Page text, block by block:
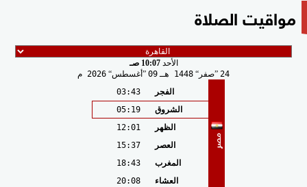
مواقيت الصلاة
الأحد10:07 صـ
24 صفر 1448 هـ 09 أغسطس 2026 م
مصر
الفجر
03:43
الشروق
05:19
الظهر
12:01
العصر
15:37
المغرب
18:43
العشاء
20:08